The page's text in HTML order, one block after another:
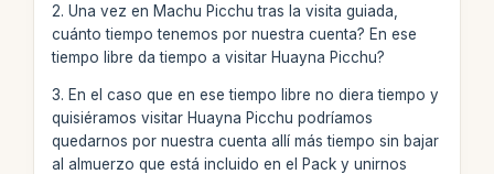
2. Una vez en Machu Picchu tras la visita guiada,
cuánto tiempo tenemos por nuestra cuenta? En ese
tiempo libre da tiempo a visitar Huayna Picchu?
3. En el caso que en ese tiempo libre no diera tiempo y
quisiéramos visitar Huayna Picchu podríamos
quedarnos por nuestra cuenta allí más tiempo sin bajar
al almuerzo que está incluido en el Pack y unirnos